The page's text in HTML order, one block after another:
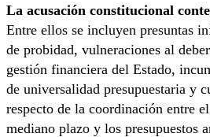
La acusación constitucional
Entre ellos se incluyen presuntas
de probidad, vulneraciones al
gestión financiera del Estado,
de universalidad presupuestaria y
respecto de la coordinación entre
mediano plazo y los presupuestos